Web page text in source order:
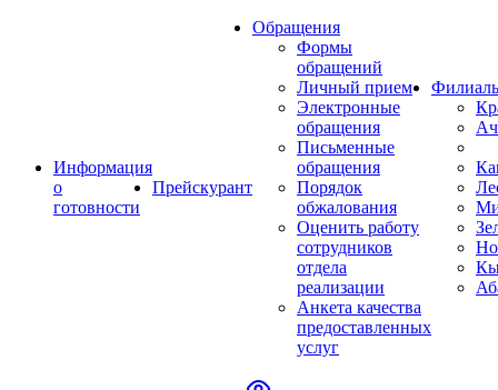
Информация
о
готовности
Прейскурант
Обращения
Формы
обращений
Личный прием
Электронные
обращения
Письменные
обращения
Порядок
обжалования
Оценить работу
сотрудников
отдела
реализации
Анкета качества
предоставленных
услуг